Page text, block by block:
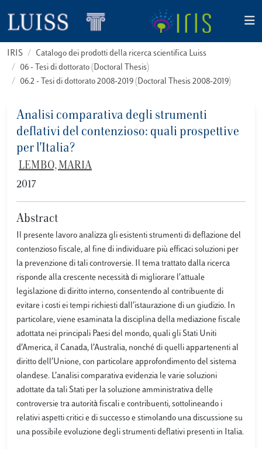
IRIS
Catalogo dei prodotti della ricerca scientifica Luiss
06 - Tesi di dottorato (Doctoral Thesis)
06.2 - Tesi di dottorato 2008-2019 (Doctoral Thesis 2008-2019)
Analisi comparativa degli strumenti
deflativi del contenzioso: quali prospettive
per l'Italia?
LEMBO, MARIA
2017
Abstract
Il presente lavoro analizza gli esistenti strumenti di deflazione del
contenzioso fiscale, al fine di individuare più efficaci soluzioni per
la prevenzione di tali controversie. Il tema trattato dalla ricerca
risponde alla crescente necessità di migliorare l’attuale
legislazione di diritto interno, consentendo al contribuente di
evitare i costi ei tempi richiesti dall’istaurazione di un giudizio. In
particolare, viene esaminata la disciplina della mediazione fiscale
adottata nei principali Paesi del mondo, quali gli Stati Uniti
d’America, il Canada, l’Australia, nonché di quelli appartenenti al
diritto dell’Unione, con particolare approfondimento del sistema
olandese. L’analisi comparativa evidenzia le varie soluzioni
adottate da tali Stati per la soluzione amministrativa delle
controversie tra autorità fiscali e contribuenti, sottolineando i
relativi aspetti critici e di successo e stimolando una discussione su
una possibile evoluzione degli strumenti deflativi presenti in Italia.